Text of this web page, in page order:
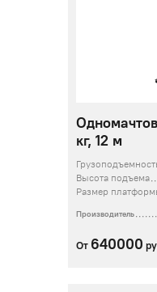
кг, 12 м
Высота подъема
Размер
Производитель
От 640000